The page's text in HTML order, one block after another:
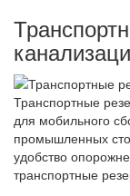
Транспортные
для мобильного
промышленных
удобство
транспортные